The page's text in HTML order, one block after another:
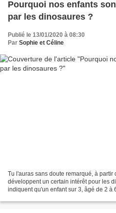
Pourquoi nos enfants
par les dinosaures ?
Publié le 13/01/2020 à 08:30
Par Sophie et Céline
Tu l'auras sans doute remarqué, à
développent un certain intérêt pour les
indiquent qu'un enfant sur 3, âgé de 2 à